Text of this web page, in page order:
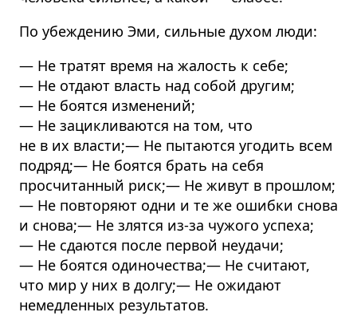
По убеждению Эми, сильные духом люди:
— Не тратят время на жалость к себе;
— Не отдают власть над собой другим;
— Не боятся изменений;
— Не зацикливаются на том, что
не в их власти;— Не пытаются угодить всем
подряд;— Не боятся брать на себя
просчитанный риск;— Не живут в прошлом;
— Не повторяют одни и те же ошибки снова
и снова;— Не злятся из-за чужого успеха;
— Не сдаются после первой неудачи;
— Не боятся одиночества;— Не считают,
что мир у них в долгу;— Не ожидают
немедленных результатов.